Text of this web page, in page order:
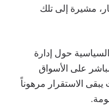
مشيرة إلى تلك
حول إدارة
على الأسواق
الاستقرار مرهوناً